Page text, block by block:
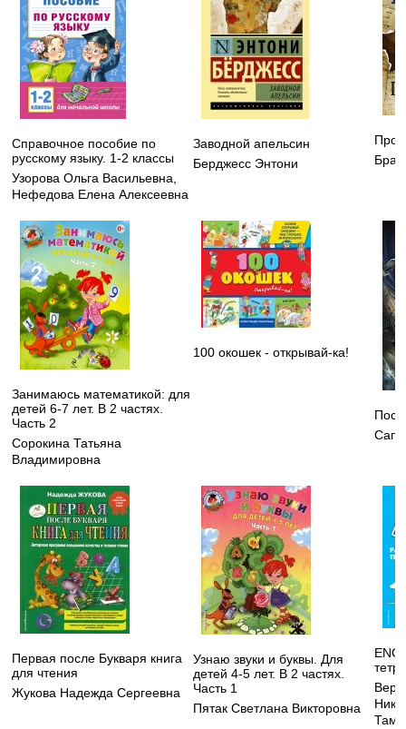
Справочное пособие по
русскому языку. 1-2 классы
Узорова Ольга Васильевна,
Нефедова Елена Алексеевна
Заводной апельсин
Берджесс Энтони
Занимаюсь математикой: для
детей 6-7 лет. В 2 частях.
Часть 2
Сорокина Татьяна
Владимировна
100 окошек - открывай-ка!
Первая после Букваря книга
для чтения
Жукова Надежда Сергеевна
Узнаю звуки и буквы. Для
детей 4-5 лет. В 2 частях.
Часть 1
Пятак Светлана Викторовна